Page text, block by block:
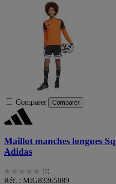
Comparer Comparer
Maillot manches longues
Adidas
(0)
0.0
Réf. : MIG83365089